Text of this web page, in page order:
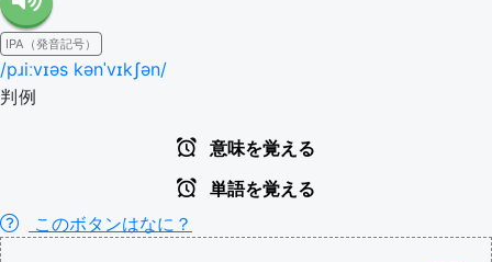
IPA（発音記号）
/pɹiːvɪəs kənˈvɪkʃən/
判例
意味を覚える
単語を覚える
このボタンはなに？